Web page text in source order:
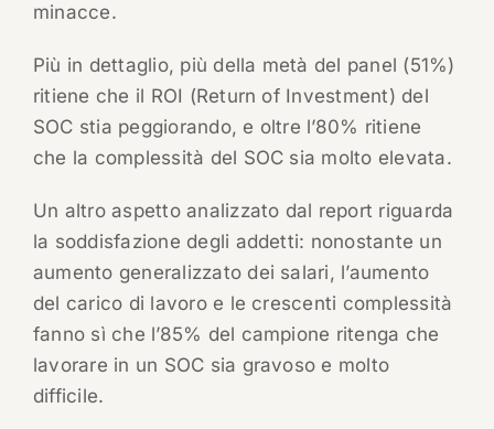
minacce.
Più in dettaglio, più della metà del panel (51%)
ritiene che il ROI (Return of Investment) del
SOC stia peggiorando, e oltre l’80% ritiene
che la complessità del SOC sia molto elevata.
Un altro aspetto analizzato dal report riguarda
la soddisfazione degli addetti: nonostante un
aumento generalizzato dei salari, l’aumento
del carico di lavoro e le crescenti complessità
fanno sì che l’85% del campione ritenga che
lavorare in un SOC sia gravoso e molto
difficile.